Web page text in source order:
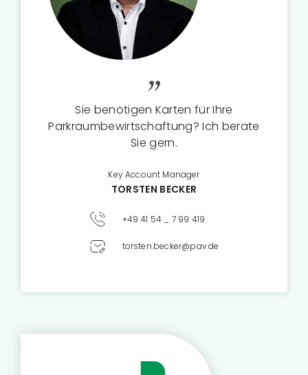
Sie benötigen Karten für Ihre
Parkraumbewirtschaftung? Ich berate
Sie gern.
Key Account Manager
TORSTEN BECKER
+49 41 54 _ 7 99 419
torsten.becker@pav.de